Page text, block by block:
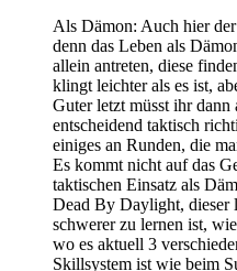
Als Dämon: Auch hier
denn das Leben als
allein antreten, diese
klingt leichter als es ist,
Guter letzt müsst ihr
entscheidend taktisch
einiges an Runden, die
Es kommt nicht auf das
taktischen Einsatz als
Dead By Daylight, dieser
schwerer zu lernen ist,
wo es aktuell 3
Skillsystem ist wie beim